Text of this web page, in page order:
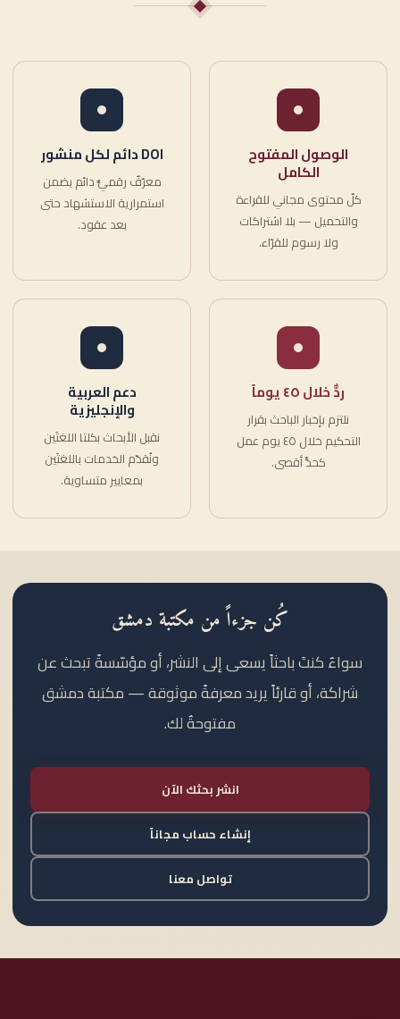
الوصول المفتوح
الكامل
كلّ محتوى مجاني للقراءة
والتحميل — بلا اشتراكات
ولا رسوم للقرّاء.
DOI دائم لكل منشور
معرّفٌ رقميٌّ دائم يضمن
استمرارية الاستشهاد حتى
بعد عقود.
ردٌّ خلال ٤٥ يوماً
نلتزم بإخبار الباحث بقرار
التحكيم خلال ٤٥ يوم عمل
كحدٍّ أقصى.
دعم العربية
والإنجليزية
نقبل الأبحاث بكلتا اللغتَين
ونُقدّم الخدمات باللغتَين
بمعايير متساوية.
كُن جزءاً من مكتبة دمشق
سواءٌ كنتَ باحثاً يسعى إلى النشر، أو مؤسّسةً تبحث عن
شراكة، أو قارئاً يريد معرفةً موثوقة — مكتبة دمشق
مفتوحةٌ لك.
انشر بحثك الآن
إنشاء حساب مجاناً
تواصل معنا